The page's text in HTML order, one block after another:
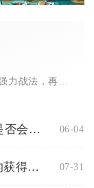
放开那三国3迁移三国3城是否会丢失数据 06-04
三国志战略版中木料石料的获得速度如何提升 07-31